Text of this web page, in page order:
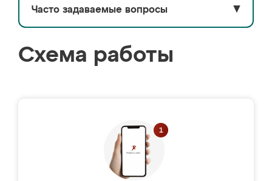
Часто задаваемые вопросы ▼
Схема работы